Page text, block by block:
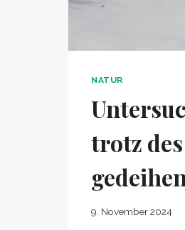
NATUR
trotz
9. November 2024